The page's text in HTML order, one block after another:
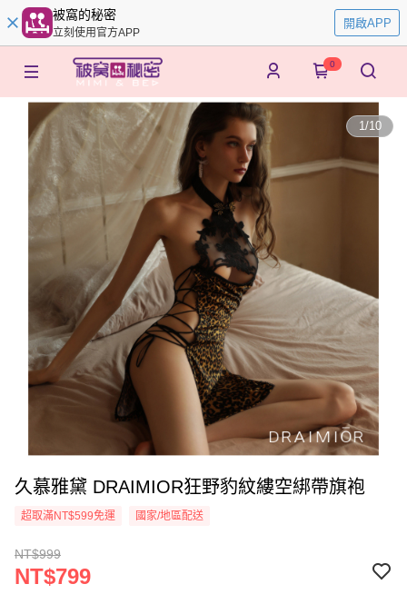
被窩的秘密
立刻使用官方APP
開啟APP
0
1/10
久慕雅黛 DRAIMIOR狂野豹紋縷空綁帶旗袍
超取滿NT$599免運 國家/地區配送
NT$999
NT$799